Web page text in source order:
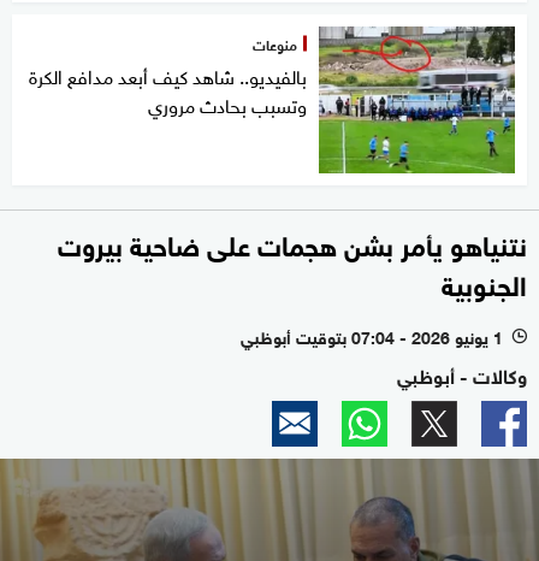
منوعات
بالفيديو.. شاهد كيف أبعد مدافع الكرة
وتسبب بحادث مروري
نتنياهو يأمر بشن هجمات على ضاحية بيروت
الجنوبية
l 1 يونيو 2026 - 07:04 بتوقيت أبوظبي
وكالات - أبوظبي
seconds
minutes,